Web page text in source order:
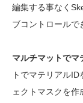
編集する事なく
ブコントロールで
マルチマットでマ
トでマテリアル
ェクトマスクを